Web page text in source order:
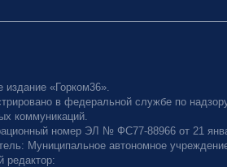
издание «Горком36».
в федеральной службе по
коммуникаций.
номер ЭЛ № ФС77-88966 от 21
Муниципальное автономное
редактор: